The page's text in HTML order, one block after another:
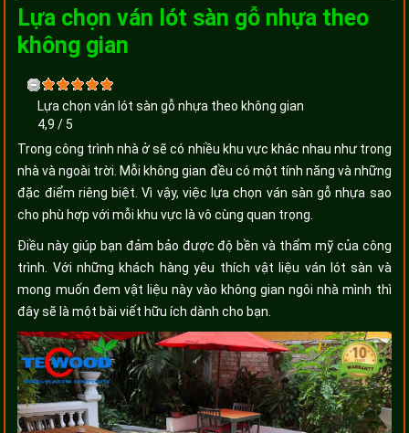
Lựa chọn ván lót sàn gỗ nhựa theo
không gian
Lựa chọn ván lót sàn gỗ nhựa theo không gian
4,9 / 5
Trong công trình nhà ở sẽ có nhiều khu vực khác nhau như trong
nhà và ngoài trời. Mỗi không gian đều có một tính năng và những
đặc điểm riêng biệt. Vì vậy, việc lựa chọn ván sàn gỗ nhựa sao
cho phù hợp với mỗi khu vực là vô cùng quan trọng.
Điều này giúp bạn đảm bảo được độ bền và thẩm mỹ của công
trình. Với những khách hàng yêu thích vật liệu ván lót sàn và
mong muốn đem vật liệu này vào không gian ngôi nhà mình thì
đây sẽ là một bài viết hữu ích dành cho bạn.